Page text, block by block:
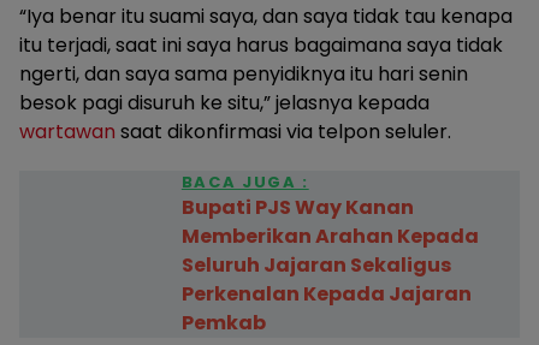
“Iya benar itu suami saya, dan saya tidak tau kenapa
itu terjadi, saat ini saya harus bagaimana saya tidak
ngerti, dan saya sama penyidiknya itu hari senin
besok pagi disuruh ke situ,” jelasnya kepada
wartawan saat dikonfirmasi via telpon seluler.
BACA JUGA :
Bupati PJS Way Kanan
Memberikan Arahan Kepada
Seluruh Jajaran Sekaligus
Perkenalan Kepada Jajaran
Pemkab